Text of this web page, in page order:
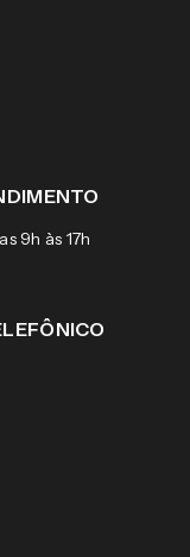
9h às 17h